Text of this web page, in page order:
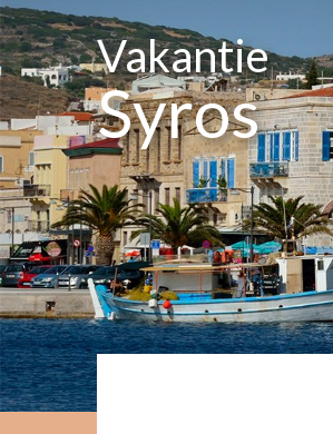
Vakantie
Syros